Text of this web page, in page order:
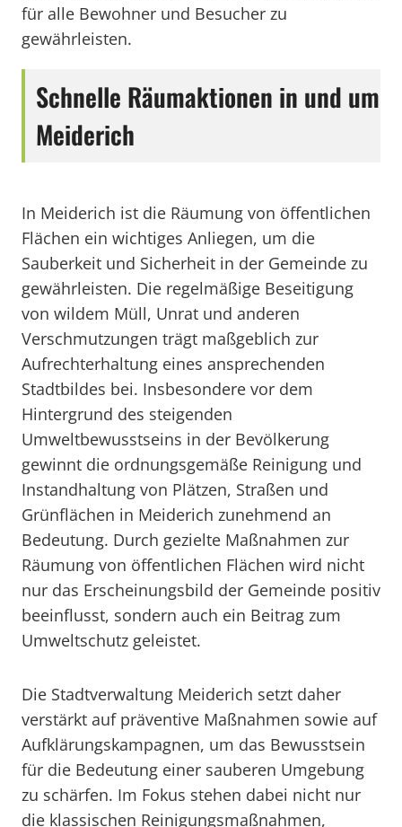
für alle Bewohner und Besucher zu
gewährleisten.
Schnelle Räumaktionen in und um
Meiderich
In Meiderich ist die Räumung von öffentlichen
Flächen ein wichtiges Anliegen, um die
Sauberkeit und Sicherheit in der Gemeinde zu
gewährleisten. Die regelmäßige Beseitigung
von wildem Müll, Unrat und anderen
Verschmutzungen trägt maßgeblich zur
Aufrechterhaltung eines ansprechenden
Stadtbildes bei. Insbesondere vor dem
Hintergrund des steigenden
Umweltbewusstseins in der Bevölkerung
gewinnt die ordnungsgemäße Reinigung und
Instandhaltung von Plätzen, Straßen und
Grünflächen in Meiderich zunehmend an
Bedeutung. Durch gezielte Maßnahmen zur
Räumung von öffentlichen Flächen wird nicht
nur das Erscheinungsbild der Gemeinde positiv
beeinflusst, sondern auch ein Beitrag zum
Umweltschutz geleistet.
Die Stadtverwaltung Meiderich setzt daher
verstärkt auf präventive Maßnahmen sowie auf
Aufklärungskampagnen, um das Bewusstsein
für die Bedeutung einer sauberen Umgebung
zu schärfen. Im Fokus stehen dabei nicht nur
die klassischen Reinigungsmaßnahmen,